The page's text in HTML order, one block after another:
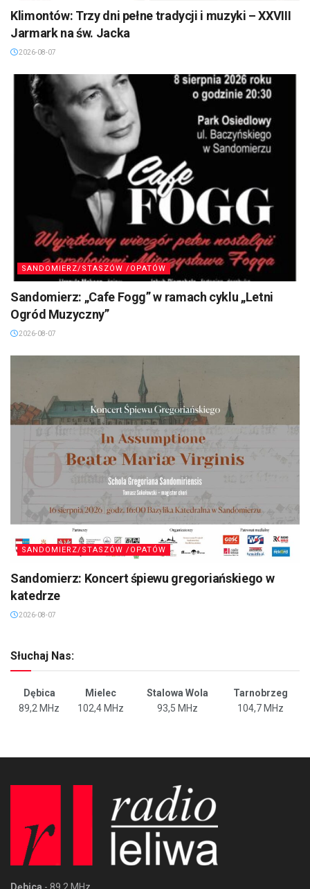
Klimontów: Trzy dni pełne tradycji i muzyki – XXVIII
Jarmark na św. Jacka
2026-08-07
SANDOMIERZ/STASZÓW /OPATÓW
Sandomierz: „Cafe Fogg” w ramach cyklu „Letni
Ogród Muzyczny”
2026-08-07
SANDOMIERZ/STASZÓW /OPATÓW
Sandomierz: Koncert śpiewu gregoriańskiego w
katedrze
2026-08-07
Słuchaj Nas:
Dębica Mielec Stalowa Wola
Tarnobrzeg
89,2 MHz
102,4 MHz 93,5 MHz 104,7 MHz